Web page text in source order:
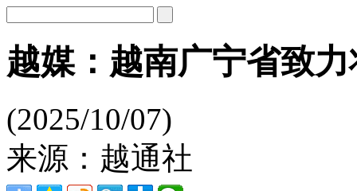
越媒：越南广宁省致
(2025/10/07)
来源：越通社